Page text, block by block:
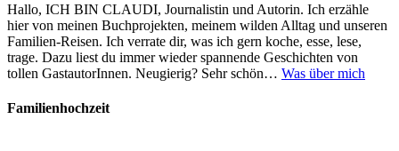
Hallo, ICH BIN CLAUDI, Journalistin und Autorin. Ich erzähle
hier von meinen Buchprojekten, meinem wilden Alltag und unseren
Familien-Reisen. Ich verrate dir, was ich gern koche, esse, lese,
trage. Dazu liest du immer wieder spannende Geschichten von
tollen GastautorInnen. Neugierig? Sehr schön… Was über mich
Familienhochzeit